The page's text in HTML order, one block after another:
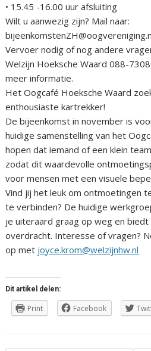
• 15.45 -16.00 uur afsluiting
Wilt u aanwezig zijn? Mail naar:
Vervoer nodig of nog andere
Welzijn Hoeksche Waard 088-
meer informatie.
Het Oogcafé Hoeksche Waard
enthousiaste kartrekker!
De bijeenkomst in november is
huidige samenstelling van het
hopen dat iemand of een klein
zodat dit waardevolle
voor mensen met een visuele
Vind jij het leuk om ontmoetingen
te verbinden? De huidige
je uiteraard graag op weg en
overdracht. Interesse of vragen?
op met joyce.krom@welzijnhw.nl
Dit artikel delen:
Print Facebook